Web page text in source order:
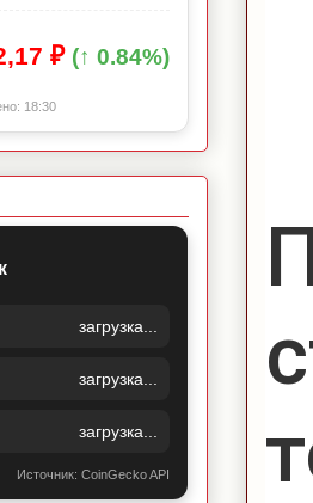
₽ (↑ 0.84%)
18:30
загрузка...
загрузка...
загрузка...
Источник: CoinGecko API